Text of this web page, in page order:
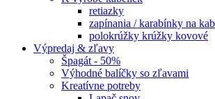
retiazky
zapínania / karabínky na
polokrúžky krúžky kovové
Výpredaj & zľavy
Špagát - 50%
Výhodné balíčky so zľavami
Kreatívne potreby